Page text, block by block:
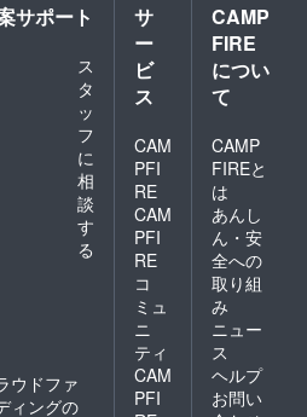
サポート
ス
タ
ッ
フ
に
相
談
す
る
ウドファ
ィングの
サ
ー
ビ
ス
CAM
PFI
RE
CAM
PFI
RE
コ
ミュ
ニ
ティ
CAM
PFI
CAMP
FIRE
につい
て
CAMP
FIREと
は
あんし
ん・安
全への
取り組
み
ニュー
ス
ヘルプ
お問い